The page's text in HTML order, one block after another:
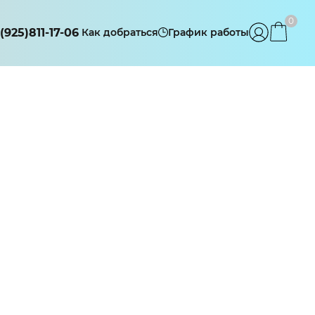
17-06 Как добраться График работы
0